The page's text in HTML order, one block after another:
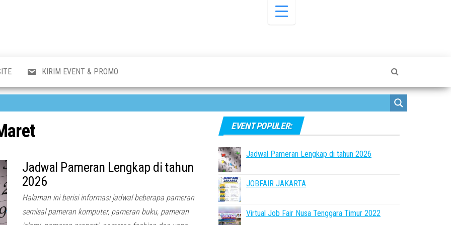
&
KIRIM EVENT & PROMO
Jadwal Pameran Lengkap di tahun
2026
Halaman ini berisi informasi jadwal beberapa pameran
semisal pameran komputer, pameran buku, pameran
EVENT POPULER:
Jadwal Pameran Lengkap di tahun 2026
JOBFAIR JAKARTA
Virtual Job Fair Nusa Tenggara Timur 2022